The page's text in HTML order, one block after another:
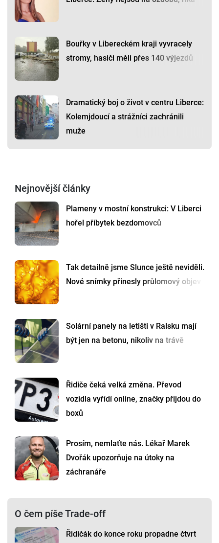
Bouřky v Libereckém kraji vyvracely
stromy, hasiči měli přes 140 výjezdů
Dramatický boj o život v centru Liberce:
Kolemjdoucí a strážníci zachránili
muže
Nejnovější články
Plameny v mostní konstrukci: V Liberci
hořel příbytek bezdomovců
Tak detailně jsme Slunce ještě neviděli.
Nové snímky přinesly průlomový objev
Solární panely na letišti v Ralsku mají
být jen na betonu, nikoliv na trávě
Řidiče čeká velká změna. Převod
vozidla vyřídí online, značky přijdou do
boxů
Prosím, nemlaťte nás. Lékař Marek
Dvořák upozorňuje na útoky na
záchranáře
O čem píše Trade-off
Řidičák do konce roku propadne čtvrt